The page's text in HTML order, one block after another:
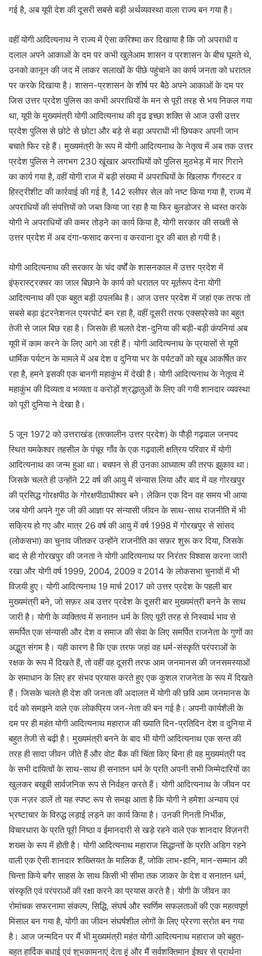
गई है, अब यूपी देश की दूसरी सबसे बड़ी अर्थव्यवस्था वाला राज्य बन गया है।
वहीं योगी आदित्यनाथ ने राज्य में ऐसा करिश्मा कर दिखाया है कि जो अपराधी व
दलाल अपने आकाओं के दम पर कभी खुलेआम शासन व प्रशासन के बीच घूमते थे,
उनको कानून की जद में लाकर सलाखों के पीछे पहुंचाने का कार्य जनता को धरातल
पर करके दिखाया है। शासन-प्रशासन के शीर्ष पर बैठे अपने आकाओं के दम पर
जिस उत्तर प्रदेश पुलिस का कभी अपराधियों के मन से पूरी तरह से भय निकल गया
था, यूपी के मुख्यमंत्री योगी आदित्यनाथ की दृढ इच्छा शक्ति से आज उसी उत्तर
प्रदेश पुलिस से छोटे से छोटा और बड़े से बड़ा अपराधी भी छिपकर अपनी जान
बचाते फिर रहे हैं। मुख्यमंत्री के रूप में योगी आदित्यनाथ के नेतृत्व में अब तक उत्तर
प्रदेश पुलिस ने लगभग 230 खूंखार अपराधियों को पुलिस मुठभेड़ में मार गिराने
का कार्य गया है, वहीं योगी राज में बड़ी संख्या में अपराधियों के खिलाफ गैंगस्टर व
हिस्ट्रीशीट की कार्रवाई की गई है, 142 स्लीपर सेल को नष्ट किया गया है, राज्य में
अपराधियों की संपत्तियों को जब्त किया जा रहा है या फिर बुलडोजर से ध्वस्त करके
योगी ने अपराधियों की कमर तोड़ने का कार्य किया है, योगी सरकार की सख्ती से
उत्तर प्रदेश में अब दंगा-फसाद करना व करवाना दूर की बात हो गयी है।
योगी आदित्यनाथ की सरकार के चंद वर्षों के शासनकाल में उत्तर प्रदेश में
इंफ्रास्ट्रक्चर का जाल बिछाने के कार्य को धरातल पर मूर्तरूप देना योगी
आदित्यनाथ की एक बहुत बड़ी उपलब्धि है। आज उत्तर प्रदेश में जहां एक तरफ तो
सबसे बड़ा इंटरनेशनल एयरपोर्ट बन रहा है, वहीं दूसरी तरफ एक्सप्रेसवे का बहुत
तेजी से जाल बिछ रहा है। जिसके ही चलते देश-दुनिया की बड़ी-बड़ी कंपनियां अब
यूपी में काम करने के लिए आगे आ रही हैं। योगी आदित्यनाथ के प्रयासों से यूपी
धार्मिक पर्यटन के मामले में अब देश व दुनिया भर के पर्यटकों को खूब आकर्षित कर
रहा है, हमने इसकी एक बानगी महाकुंभ में देखी है। योगी आदित्यनाथ के नेतृत्व में
महाकुंभ की दिव्यता व भव्यता व करोड़ों श्रद्धालुओं के लिए की गयी शानदार व्यवस्था
को पूरी दुनिया ने देखा है।
5 जून 1972 को उत्तराखंड (तत्कालीन उत्तर प्रदेश) के पौड़ी गढ़वाल जनपद
स्थित यमकेश्वर तहसील के पंचूर गाँव के एक गढ़वाली क्षत्रिय परिवार में योगी
आदित्यनाथ का जन्म हुआ था। बचपन से ही उनका आध्यात्म की तरफ झुकाव था।
जिसके चलते ही उन्होंने 22 वर्ष की आयु में संन्यास लिया और बाद में वह गोरखपुर
की प्रसिद्ध गोरक्षपीठ के गोरक्षपीठाधीश्वर बने। लेकिन एक दिन वह समय भी आया
जब योगी अपने गुरु जी की आज्ञा पर संन्यासी जीवन के साथ-साथ राजनीति में भी
सक्रिय हो गए और मात्र 26 वर्ष की आयु में वर्ष 1998 में गोरखपुर से सांसद
(लोकसभा) का चुनाव जीतकर उन्होंने राजनीति का सफ़र शुरू कर दिया, जिसके
बाद से ही गोरखपुर की जनता ने योगी आदित्यनाथ पर निरंतर विश्वास करना जारी
रखा और योगी वर्ष 1999, 2004, 2009 व 2014 के लोकसभा चुनावों में भी
विजयी हुए। योगी आदित्यनाथ 19 मार्च 2017 को उत्तर प्रदेश के पहली बार
मुख्यमंत्री बने, जो सफ़र अब उत्तर प्रदेश के दूसरी बार मुख्यमंत्री बनने के साथ
जारी है। योगी के व्यक्तित्व में सनातन धर्म के लिए पूरी तरह से निस्वार्थ भाव से
समर्पित एक संन्यासी और देश व समाज की सेवा के लिए समर्पित राजनेता के गुणों का
अद्भुत संगम है। यही कारण है कि एक तरफ जहां वह धर्म-संस्कृति परंपराओं के
रक्षक के रूप में दिखते हैं, तो वहीं वह दूसरी तरफ आम जनमानस की जनसमस्याओं
के समाधान के लिए हर संभव प्रयास करते हुए एक कुशल राजनेता के रूप में दिखते
हैं। जिसके चलते ही देश की जनता की अदालत में योगी की छवि आम जनमानस के
दर्द को समझने वाले एक लोकप्रिय जन-नेता की बन गई है। अपनी कार्यशैली के
दम पर ही महंत योगी आदित्यनाथ महाराज की ख्याति दिन-प्रतिदिन देश व दुनिया में
बहुत तेजी से बढ़ी है। मुख्यमंत्री बनने के बाद भी योगी आदित्यनाथ एक सन्त की
तरह ही सादा जीवन जीते हैं और वोट बैंक की चिंता किए बिना ही वह मुख्यमंत्री पद
के सभी दायित्वों के साथ-साथ ही सनातन धर्म के प्रति अपनी सभी जिम्मेदारियों का
खुलकर बखूबी सार्वजनिक रूप से निर्वहन करते हैं। योगी आदित्यनाथ के जीवन पर
एक नज़र डालें तो यह स्पष्ट रूप से समझ आता है कि योगी ने हमेशा अन्याय एवं
भ्रष्टाचार के विरुद्ध लड़ाई लड़ने का कार्य किया है। उनकी गिनती निर्भीक,
विचारधारा के प्रति पूरी निष्ठा व ईमानदारी से खड़े रहने वाले एक शानदार विज़नरी
शख्स के रूप में होती है। योगी आदित्यनाथ महाराज सिद्धान्तों के प्रति अडिग रहने
वाली एक ऐसी शानदार शख्सियत के मालिक हैं, जोकि लाभ-हानि, मान-सम्मान की
चिन्ता किये बगैर साहस के साथ किसी भी सीमा तक जाकर के देश व सनातन धर्म,
संस्कृति एवं परंपराओं की रक्षा करने का प्रयास करते है। योगी के जीवन का
रोमांचक सफरनामा संकल्प, सिद्धि, संघर्ष और स्वर्णिम सफलताओं की एक महत्वपूर्ण
मिसाल बन गया है, योगी का जीवन संघर्षशील लोगों के लिए प्रेरणा स्रोत बन गया
है। आज जन्मदिन पर मैं भी मुख्यमंत्री महंत योगी आदित्यनाथ महाराज को बहुत-
बहुत हार्दिक बधाई एवं शुभकामनाएं देता हूं और मैं सर्वशक्तिमान ईश्वर से प्रार्थना